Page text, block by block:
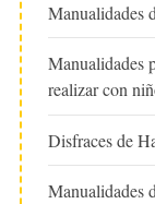
Manualidades
Manualidades
realizar con
Disfraces de
Manualidades